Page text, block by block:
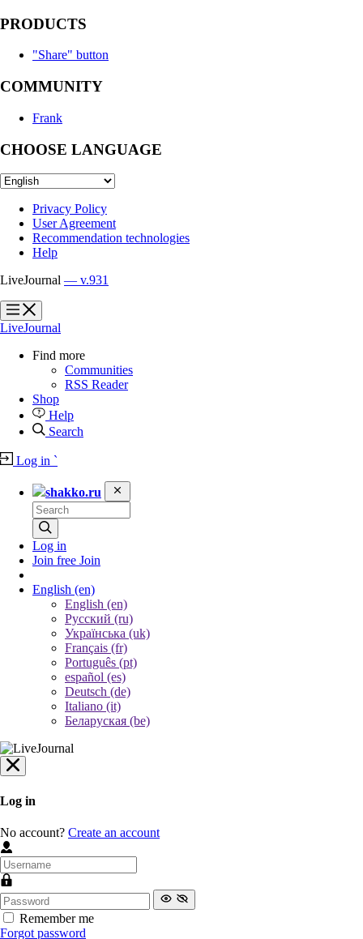
PRODUCTS
"Share" button
COMMUNITY
Frank
CHOOSE LANGUAGE
Privacy Policy
User Agreement
Recommendation technologies
Help
LiveJournal — v.931
?
?
LiveJournal
Find more
Communities
RSS Reader
Shop
Help
Search
Log in `
shakko.ru
Log in
Join free Join
English (en)
English (en)
Русский (ru)
Українська (uk)
Français (fr)
Português (pt)
español (es)
Deutsch (de)
Italiano (it)
Беларуская (be)
Log in
No account? Create an account
Remember me
Forgot password